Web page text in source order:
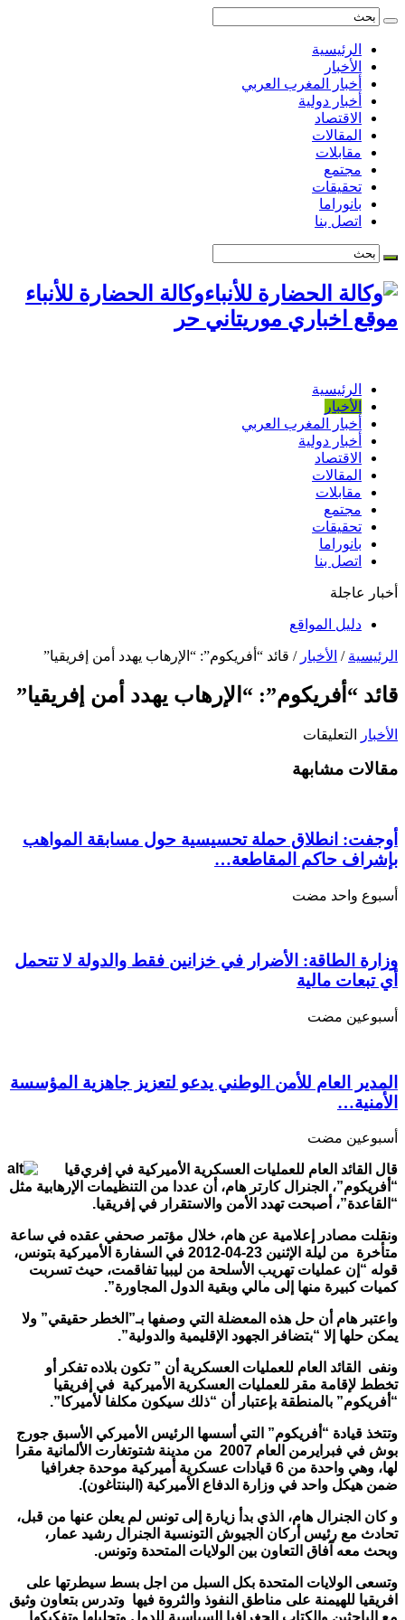
الرئيسية
الأخبار
أخبار المغرب العربي
أخبار دولية
الاقتصاد
المقالات
مقابلات
مجتمع
تحقيقات
بانوراما
اتصل بنا
وكالة الحضارة للأنباء
موقع اخباري موريتاني حر
الرئيسية
الأخبار
أخبار المغرب العربي
أخبار دولية
الاقتصاد
المقالات
مقابلات
مجتمع
تحقيقات
بانوراما
اتصل بنا
أخبار عاجلة
دليل المواقع
الرئيسية / الأخبار / قائد “أفريكوم”: “الإرهاب يهدد أمن إفريقيا”
قائد “أفريكوم”: “الإرهاب يهدد أمن إفريقيا”
الأخبار التعليقات
“أفريكوم”:
إفريقيا”
مغلقة
مقالات مشابهة
أوجفت: انطلاق حملة تحسيسية حول مسابقة المواهب
بإشراف حاكم المقاطعة…
‏أسبوع واحد مضت
وزارة الطاقة: الأضرار في خزانين فقط والدولة لا تتحمل
أي تبعات مالية
‏أسبوعين مضت
المدير العام للأمن الوطني يدعو لتعزيز جاهزية المؤسسة
الأمنية…
‏أسبوعين مضت
قال القائد العام للعمليات العسكرية الأميركية في إفريقيا
“أفريكوم”، الجنرال كارتر هام، أن عددا من التنظيمات الإرهابية مثل
“القاعدة”، أصبحت تهدد الأمن والاستقرار في إفريقيا.
ونقلت مصادر إعلامية عن هام، خلال مؤتمر صحفي عقده في ساعة
متأخرة من ليلة الإثنين 23-04-2012 في السفارة الأميركية بتونس،
قوله “إن عمليات تهريب الأسلحة من ليبيا تفاقمت، حيث تسربت
كميات كبيرة منها إلى مالي وبقية الدول المجاورة”.
واعتبر هام أن حل هذه المعضلة التي وصفها بـ”الخطر حقيقي” ولا
يمكن حلها إلا “بتضافر الجهود الإقليمية والدولية”.
ونفى القائد العام للعمليات العسكرية أن ” تكون بلاده تفكر أو
تخطط لإقامة مقر للعمليات العسكرية الأميركية في إفريقيا
“أفريكوم” بالمنطقة بإعتبار أن “ذلك سيكون مكلفا لأميركا”.
وتتخذ قيادة “أفريكوم” التي أسسها الرئيس الأميركي الأسبق جورج
بوش في فبرايرمن العام 2007 من مدينة شتوتغارت الألمانية مقرا
لها، وهي واحدة من 6 قيادات عسكرية أميركية موحدة جغرافيا
ضمن هيكل واحد في وزارة الدفاع الأميركية (البنتاغون).
و كان الجنرال هام، الذي بدأ زيارة إلى تونس لم يعلن عنها من قبل،
تحادث مع رئيس أركان الجيوش التونسية الجنرال رشيد عمار،
وبحث معه آفاق التعاون بين الولايات المتحدة وتونس.
وتسعى الولايات المتحدة بكل السبل من اجل بسط سيطرتها على
افريقيا للهيمنة على مناطق النفوذ والثروة فيها وتدرس بتعاون وثيق